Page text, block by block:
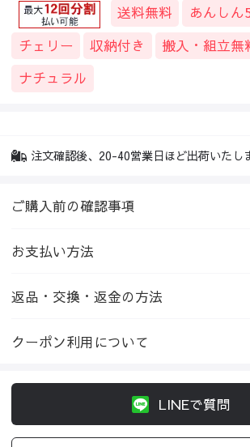
送料無料
あんしん
チェリー
収納付き
搬入・組立無
ナチュラル
注文確認後、20-40営業日ほど出荷いたし
ご購入前の確認事項
お支払い方法
返品・交換・返金の方法
クーポン利用について
LINEで質問